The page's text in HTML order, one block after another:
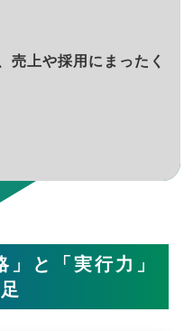
売上や採用にまったく
」と「実行力」